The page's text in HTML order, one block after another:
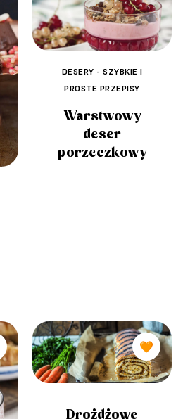
DESERY - SZYBKIE I
PROSTE PRZEPISY
Warstwowy
deser
porzeczkowy
🧡
Drożdżowe